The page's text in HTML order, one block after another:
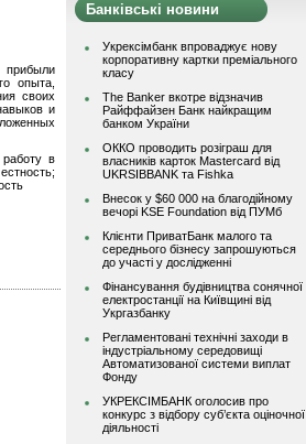
опыта,
своих
и
в
Банківські новини
Укрексімбанк впроваджує нову
корпоративну картки преміального
класу
The Banker вкотре відзначив
Райффайзен Банк найкращим
банком України
ОККО проводить розіграш для
власників карток Mastercard від
UKRSIBBANK та Fishka
Внесок у $60 000 на благодійному
вечорі KSE Foundation від ПУМб
Клієнти ПриватБанк малого та
середнього бізнесу запрошуються
до участі у дослідженні
Фінансування будівництва сонячної
електростанції на Київщині від
Укргазбанку
Регламентовані технічні заходи в
індустріальному середовищі
Автоматизованої системи виплат
Фонду
УКРЕКСІМБАНК оголосив про
конкурс з відбору суб’єкта оціночної
діяльності